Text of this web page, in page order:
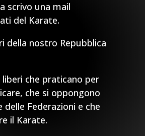
scrivo una mail
del Karate.
della nostro Repubblica
liberi che praticano per
che si oppongono
Federazioni e che
il Karate.